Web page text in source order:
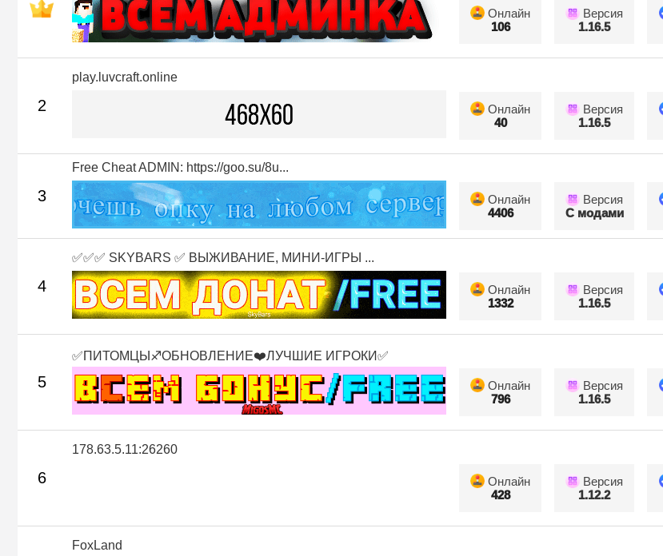
Онлайн
106
Версия
1.16.5
2
play.luvcraft.online
Онлайн
40
Версия
1.16.5
3
Free Cheat ADMIN: https://goo.su/8u...
Онлайн
4406
Версия
С модами
4
✅✅✅ SKYBARS ✅ ВЫЖИВАНИЕ, МИНИ-ИГРЫ ...
Онлайн
1332
Версия
1.16.5
5
✅ПИТОМЦЫ♐ОБНОВЛЕНИЕ❤️ЛУЧШИЕ ИГРОКИ✅
Онлайн
796
Версия
1.16.5
6
178.63.5.11:26260
Онлайн
428
Версия
1.12.2
FoxLand